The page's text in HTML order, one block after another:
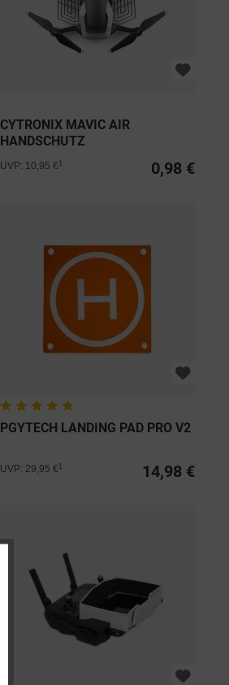
CYTRONIX MAVIC AIR
HANDSCHUTZ
0,98 €
UVP: 10,95 €
PGYTECH LANDING PAD PRO V2
14,98 €
UVP: 29,95 €